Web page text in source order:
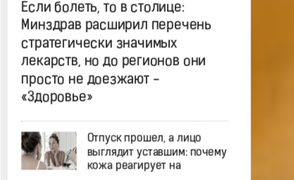
Если болеть, то в столице:
Минздрав расширил перечень
стратегически значимых
лекарств, но до регионов они
просто не доезжают -
«Здоровье»
Отпуск прошел, а лицо
выглядит уставшим: почему
кожа реагирует на